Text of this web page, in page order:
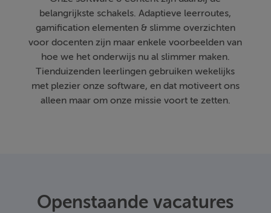
belangrijkste schakels. Adaptieve leerroutes,
gamification elementen & slimme overzichten
voor docenten zijn maar enkele voorbeelden van
hoe we het onderwijs nu al slimmer maken.
Tienduizenden leerlingen gebruiken wekelijks
met plezier onze software, en dat motiveert ons
alleen maar om onze missie voort te zetten.
Openstaande vacatures